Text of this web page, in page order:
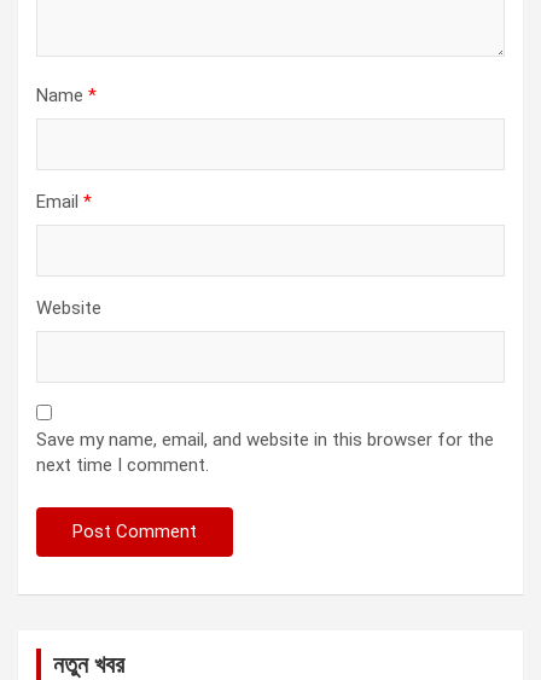
Name *
Email *
Website
Save my name, email, and website in this browser for the
next time I comment.
নতুন খবর